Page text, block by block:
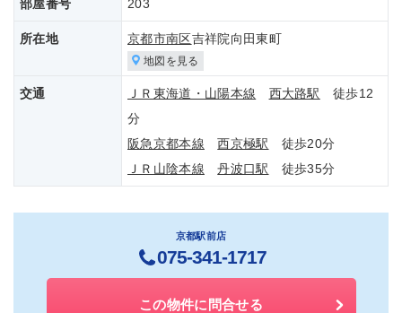
部屋番号 203
所在地 京都市南区吉祥院向田東町
地図を見る
交通 ＪＲ東海道・山陽本線 西大路駅
徒歩12
分
阪急京都本線
西京極駅 徒歩20分
ＪＲ山陰本線
丹波口駅 徒歩35分
京都駅前店
075-341-1717
この物件に問合せる